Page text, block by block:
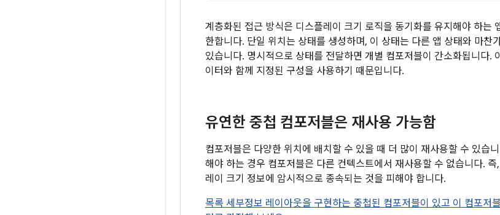
계층화된 접근 방식은 디스플레이 크기 로직을 동기화를 유지해야 하는
한합니다. 단일 위치는 상태를 생성하며, 이 상태는 다른 앱 상태와 마찬
있습니다. 명시적으로 상태를 전달하면 개별 컴포저블이 간소화됩니다.
이터와 함께 지정된 구성을 사용하기 때문입니다.
유연한 중첩 컴포저블은 재사용 가능함
컴포저블은 다양한 위치에 배치할 수 있을 때 더 많이 재사용할 수 있습
해야 하는 경우 컴포저블은 다른 컨텍스트에서 재사용할 수 없습니다.
레이 크기 정보에 암시적으로 종속되는 것을 피해야 합니다.
목록 세부정보 레이아웃을 구현하는 중첩된 컴포저블이 있고 이 컴포저